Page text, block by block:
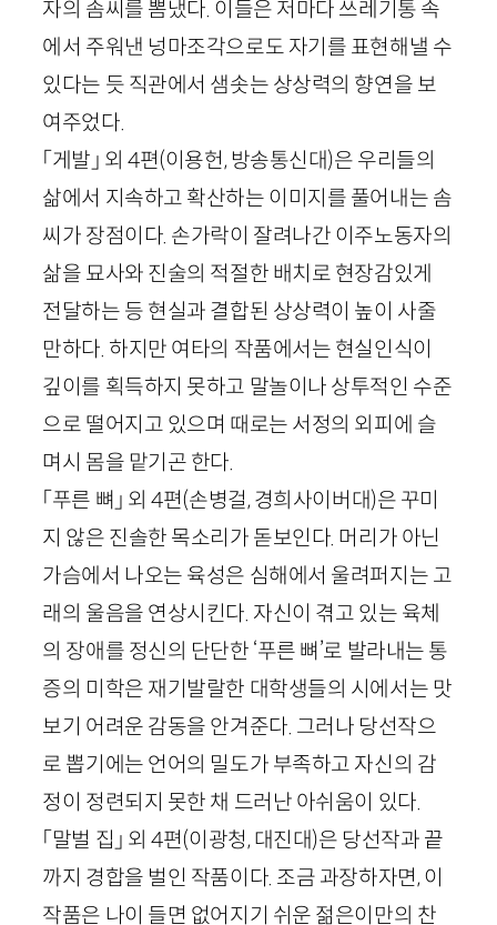
자의 솜씨를 뽐냈다. 이들은 저마다 쓰레기통 속
에서 주워낸 넝마조각으로도 자기를 표현해낼 수
있다는 듯 직관에서 샘솟는 상상력의 향연을 보
여주었다.
「게발」 외 4편(이용헌, 방송통신대)은 우리들의
삶에서 지속하고 확산하는 이미지를 풀어내는 솜
씨가 장점이다. 손가락이 잘려나간 이주노동자의
삶을 묘사와 진술의 적절한 배치로 현장감있게
전달하는 등 현실과 결합된 상상력이 높이 사줄
만하다. 하지만 여타의 작품에서는 현실인식이
깊이를 획득하지 못하고 말놀이나 상투적인 수준
으로 떨어지고 있으며 때로는 서정의 외피에 슬
며시 몸을 맡기곤 한다.
「푸른 뼈」 외 4편(손병걸, 경희사이버대)은 꾸미
지 않은 진솔한 목소리가 돋보인다. 머리가 아닌
가슴에서 나오는 육성은 심해에서 울려퍼지는 고
래의 울음을 연상시킨다. 자신이 겪고 있는 육체
의 장애를 정신의 단단한 ‘푸른 뼈’로 발라내는 통
증의 미학은 재기발랄한 대학생들의 시에서는 맛
보기 어려운 감동을 안겨준다. 그러나 당선작으
로 뽑기에는 언어의 밀도가 부족하고 자신의 감
정이 정련되지 못한 채 드러난 아쉬움이 있다.
「말벌 집」 외 4편(이광청, 대진대)은 당선작과 끝
까지 경합을 벌인 작품이다. 조금 과장하자면, 이
작품은 나이 들면 없어지기 쉬운 젊은이만의 찬